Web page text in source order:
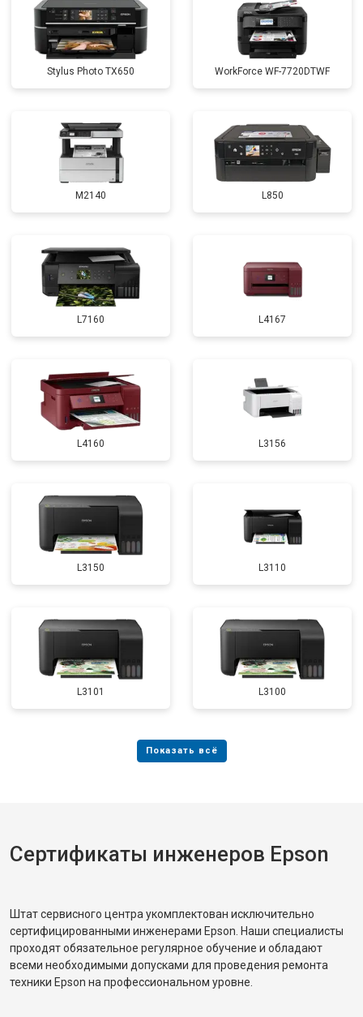
Stylus Photo TX650 WorkForce WF-7720DTWF
M2140 L850
L7160 L4167
L4160 L3156
L3150 L3110
L3101 L3100
Сертификаты инженеров Epson
Штат сервисного центра укомплектован исключительно
сертифицированными инженерами Epson. Наши специалисты
проходят обязательное регулярное обучение и обладают
всеми необходимыми допусками для проведения ремонта
техники Epson на профессиональном уровне.